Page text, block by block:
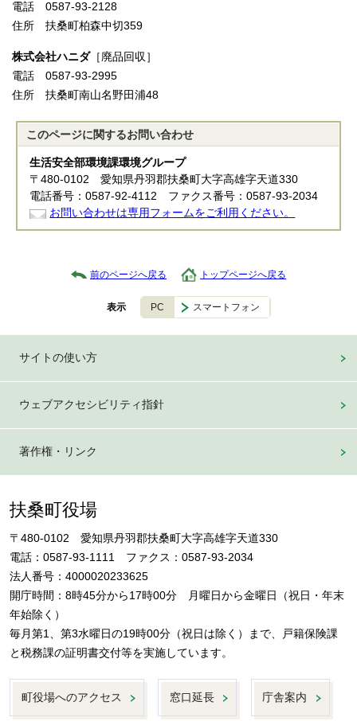
電話 0587-93-2128
住所 扶桑町柏森中切359
株式会社ハニダ［廃品回収］
電話 0587-93-2995
住所 扶桑町南山名野田浦48
このページに関するお問い合わせ
生活安全部環境課環境グループ
〒480-0102 愛知県丹羽郡扶桑町大字高雄字天道330
電話番号：0587-92-4112 ファクス番号：0587-93-2034
お問い合わせは専用フォームをご利用ください。
前のページへ戻る トップページへ戻る
表示 PC スマートフォン
サイトの使い方
ウェブアクセシビリティ指針
著作権・リンク
扶桑町役場
〒480-0102 愛知県丹羽郡扶桑町大字高雄字天道330
電話：0587-93-1111 ファクス：0587-93-2034
法人番号：4000020233625
開庁時間：8時45分から17時00分 月曜日から金曜日（祝日・年末
年始除く）
毎月第1、第3水曜日の19時00分（祝日は除く）まで、戸籍保険課
と税務課の証明書交付等を実施しています。
町役場へのアクセス 窓口延長 庁舎案内